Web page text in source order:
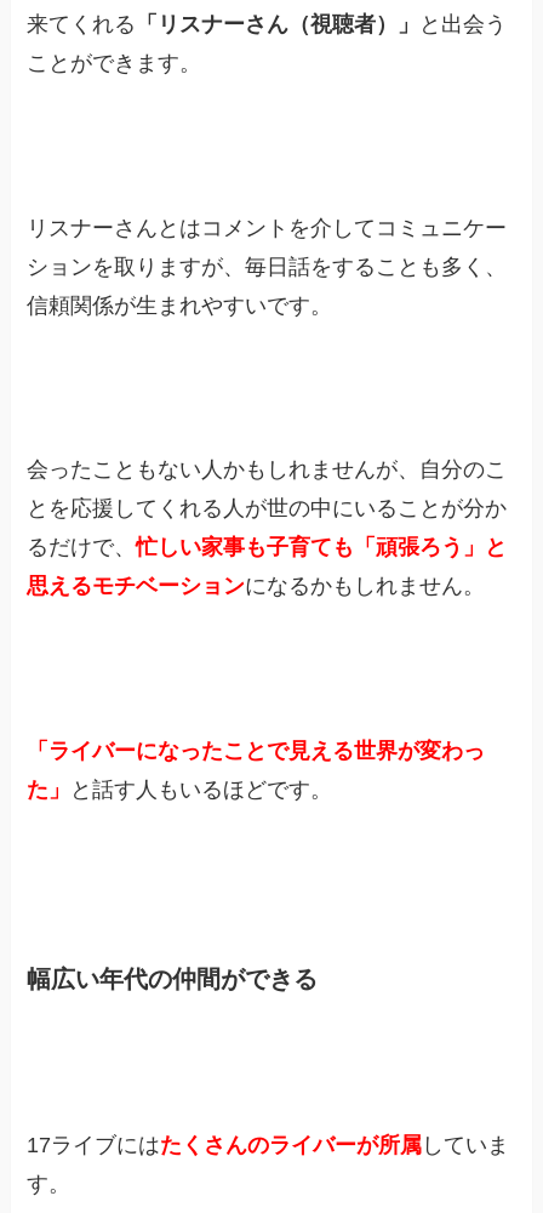
来てくれる 「リスナーさん（視聴者）」
と出会う
ことができます。
リスナーさんとはコメントを介してコミュニケー
ションを取りますが、毎日話をすることも多く、
信頼関係が生まれやすいです。
会ったこともない人かもしれませんが、自分のこ
とを応援してくれる人が世の中にいることが分か
るだけで、忙しい家事も子育ても「頑張ろう」と
思えるモチベーションになるかもしれません。
「ライバーになったことで見える世界が変わっ
た」
と話す人もいるほどです。
幅広い年代の仲間ができる
17ライブにはたくさんのライバーが所属 していま
す。